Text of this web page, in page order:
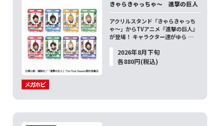
きゃらきゃっちゃ～ 進撃の巨人
アクリルスタンド「きゃらきゃっち
ゃ～」からTVアニメ『進撃の巨人』
が登場！ キャラクター達がゆら …
2026年8月下旬
各880円(税込)